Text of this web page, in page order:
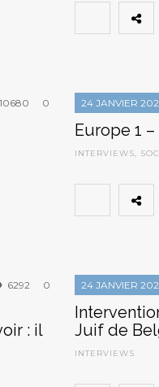
10680 0 24 JANVIER
Europe 1
INTERVIEWS,
6292 0
: il
24 JANVIER
Juif de
INTERVIEWS